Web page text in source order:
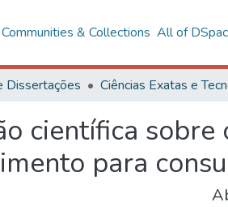
Communities & Collections All of
Dissertações
científica
para